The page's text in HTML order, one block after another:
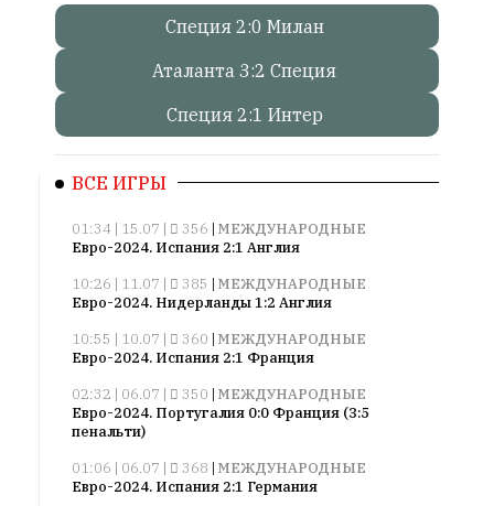
Онлайн
всего:
Гостей:
Пользователей:
НАШИ
материалы
мыслящих.
Специя 2:0 Милан
Аталанта 3:2 Специя
Специя 2:1 Интер
ВСЕ ИГРЫ
01:34 | 15.07 | 356 | МЕЖДУНАРОДНЫЕ
Евро-2024. Испания 2:1 Англия
10:26 | 11.07 |
385 | МЕЖДУНАРОДНЫЕ
Евро-2024. Нидерланды 1:2 Англия
10:55 | 10.07 |
360 | МЕЖДУНАРОДНЫЕ
Евро-2024. Испания 2:1 Франция
02:32 | 06.07 |
350 | МЕЖДУНАРОДНЫЕ
Евро-2024. Португалия 0:0 Франция (3:5
пенальти)
01:06 | 06.07 |
368 | МЕЖДУНАРОДНЫЕ
Евро-2024. Испания 2:1 Германия